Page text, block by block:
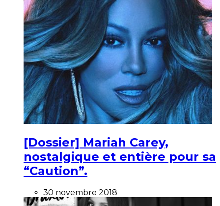
[Dossier] Mariah Carey,
nostalgique et entière pour sa
“Caution”.
30 novembre 2018